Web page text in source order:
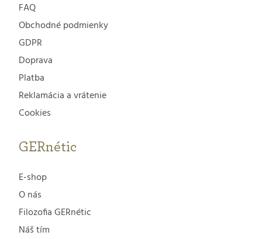
FAQ
Obchodné podmienky
GDPR
Doprava
Platba
Reklamácia a vrátenie
Cookies
GERnétic
E-shop
O nás
Filozofia GERnétic
Náš tím